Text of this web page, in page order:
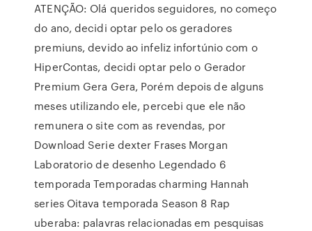
ATENÇÃO: Olá queridos seguidores, no começo
do ano, decidi optar pelo os geradores
premiuns, devido ao infeliz infortúnio com o
HiperContas, decidi optar pelo o Gerador
Premium Gera Gera, Porém depois de alguns
meses utilizando ele, percebi que ele não
remunera o site com as revendas, por
Download Serie dexter Frases Morgan
Laboratorio de desenho Legendado 6
temporada Temporadas charming Hannah
series Oitava temporada Season 8 Rap
uberaba: palavras relacionadas em pesquisas